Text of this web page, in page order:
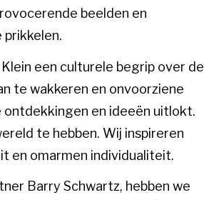
beelden en
een culturele begrip over de
te wakkeren en onvoorziene
en ideeën uitlokt.
te hebben. Wij inspireren
en omarmen individualiteit.
Barry Schwartz, hebben we